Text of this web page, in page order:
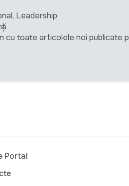
Leadership
cu toate articolele noi publicate
Portal